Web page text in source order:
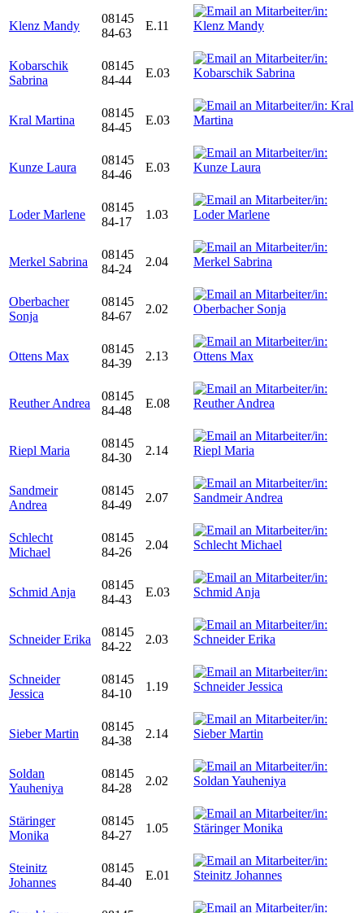
Klenz Mandy
08145
84-63
E.11
Kobarschik
Sabrina
08145
84-44
E.03
Kral Martina
08145
84-45
E.03
Kunze Laura
08145
84-46
E.03
Loder Marlene
08145
84-17
1.03
Merkel Sabrina
08145
84-24
2.04
Oberbacher
Sonja
08145
84-67
2.02
Ottens Max
08145
84-39
2.13
Reuther Andrea
08145
84-48
E.08
Riepl Maria
08145
84-30
2.14
Sandmeir
Andrea
08145
84-49
2.07
Schlecht
Michael
08145
84-26
2.04
Schmid Anja
08145
84-43
E.03
Schneider Erika
08145
84-22
2.03
Schneider
Jessica
08145
84-10
1.19
Sieber Martin
08145
84-38
2.14
Soldan
Yauheniya
08145
84-28
2.02
Stäringer
Monika
08145
84-27
1.05
Steinitz
Johannes
08145
84-40
E.01